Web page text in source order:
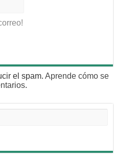
el spam.Aprende cómo se
.